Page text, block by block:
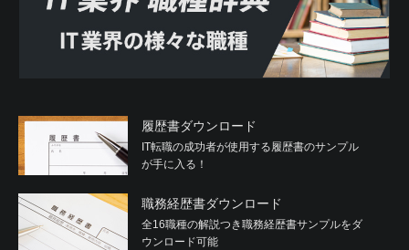
履歴書ダウンロード
IT転職の成功者が使用する履歴書のサンプル
が手に入る！
職務経歴書ダウンロード
全16職種の解説つき職務経歴書サンプルをダ
ウンロード可能